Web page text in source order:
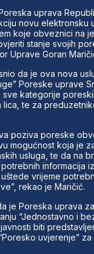
uprava
novu elektronsku
koje obveznici na
stanje svojih
Uprave Goran
da je ova nova
Poreske uprave
sve kategorije
lica, te za
poziva poreske
mogućnost koja je
usluga, te da na
informacija
vrijeme
rekao je Maričić.
je Poreska uprava
“Jednostavno i
biti
uvjerenje”